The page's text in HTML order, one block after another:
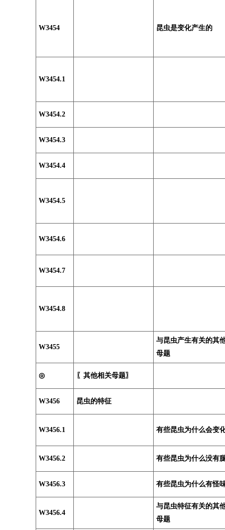
W3454 昆虫是变化产生的
W3454.1
W3454.2
W3454.3
W3454.4
W3454.5
W3454.6
W3454.7
W3454.8
W3455
与昆虫产生有关的其
母题
◎ 〖其他相关母题〗
W3456 昆虫的特征
W3456.1 有些昆虫为什么会变
W3456.2 有些昆虫为什么没有
W3456.3 有些昆虫为什么有怪
W3456.4
与昆虫特征有关的其
母题